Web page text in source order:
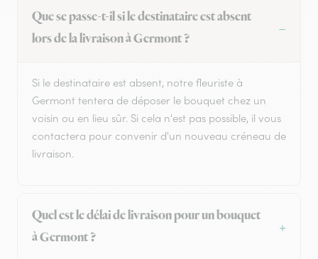
Que se passe-t-il si le destinataire est absent
lors de la livraison à Germont ?
Si le destinataire est absent, notre fleuriste à
Germont tentera de déposer le bouquet chez un
voisin ou en lieu sûr. Si cela n'est pas possible, il vous
contactera pour convenir d'un nouveau créneau de
livraison.
Quel est le délai de livraison pour un bouquet
à Germont ?